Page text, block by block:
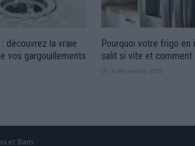
découvrez la vraie
vos gargouillements
Pourquoi votre frigo en
salit si vite et comment
8 décembre 2025
et Bam.